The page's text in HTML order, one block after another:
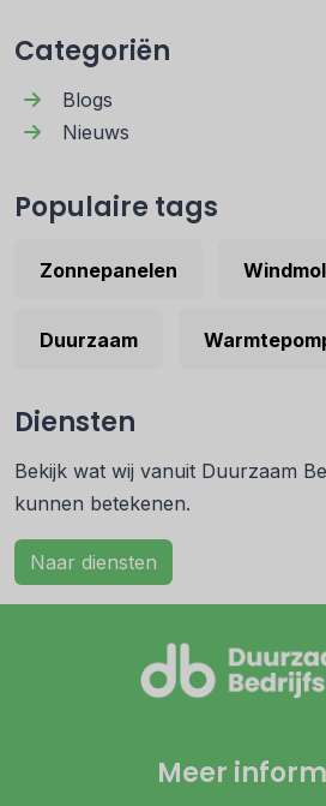
Categoriën
Blogs
Nieuws
Populaire tags
Zonnepanelen
Duurzaam
Diensten
Bekijk wat wij vanuit Duurzaam
kunnen betekenen.
Naar diensten
Meer